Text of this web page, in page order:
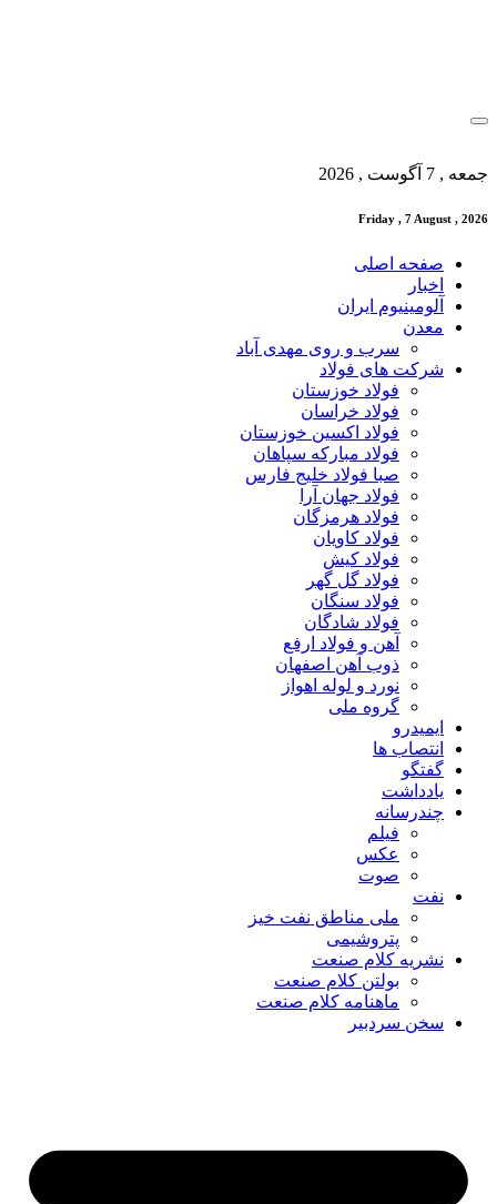
جمعه , 7 آگوست , 2026
Friday , 7 August , 2026
صفحه اصلی
اخبار
آلومینیوم ایران
معدن
سرب و روی مهدی آباد
شرکت های فولاد
فولاد خوزستان
فولاد خراسان
فولاد اکسین خوزستان
فولاد مبارکه سپاهان
صبا فولاد خلیج فارس
فولاد جهان آرا
فولاد هرمزگان
فولاد کاویان
فولاد کیش
فولاد گل گهر
فولاد سنگان
فولاد شادگان
آهن و فولاد ارفع
ذوب آهن اصفهان
نورد و لوله اهواز
گروه ملی
ایمیدرو
انتصاب ها
گفتگو
یادداشت
چندرسانه
فیلم
عکس
صوت
نفت
ملی مناطق نفت خیز
پتروشیمی
نشریه کلام صنعت
بولتن کلام صنعت
ماهنامه کلام صنعت
سخن سردبیر